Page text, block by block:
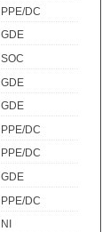
PPE/DC
GDE
SOC
GDE
GDE
PPE/DC
PPE/DC
GDE
PPE/DC
NI